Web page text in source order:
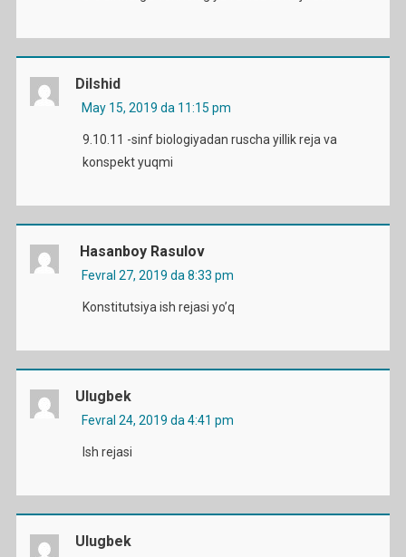
Dilshid
May 15, 2019 da 11:15 pm
9.10.11 -sinf biologiyadan ruscha yillik reja va
konspekt yuqmi
Hasanboy Rasulov
Fevral 27, 2019 da 8:33 pm
Konstitutsiya ish rejasi yo’q
Ulugbek
Fevral 24, 2019 da 4:41 pm
Ish rejasi
Ulugbek